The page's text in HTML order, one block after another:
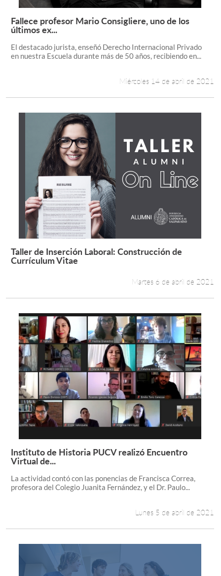
Leer más +
Fallece profesor Mario Consigliere, uno de los
últimos ex...
El destacado jurista, enseñó Derecho Internacional Privado
en nuestra Escuela durante más de 50 años, recibiendo en...
Miércoles 14 de abril de 2021
Leer más +
Taller de Inserción Laboral: Construcción de
Currículum Vitae
Martes 6 de abril de 2021
Leer más +
Instituto de Historia PUCV realizó Encuentro
Virtual de...
La actividad contó con las ponencias de Francisca Correa,
profesora del Colegio Juanita Fernández, y el Dr. Paulo...
Lunes 5 de abril de 2021